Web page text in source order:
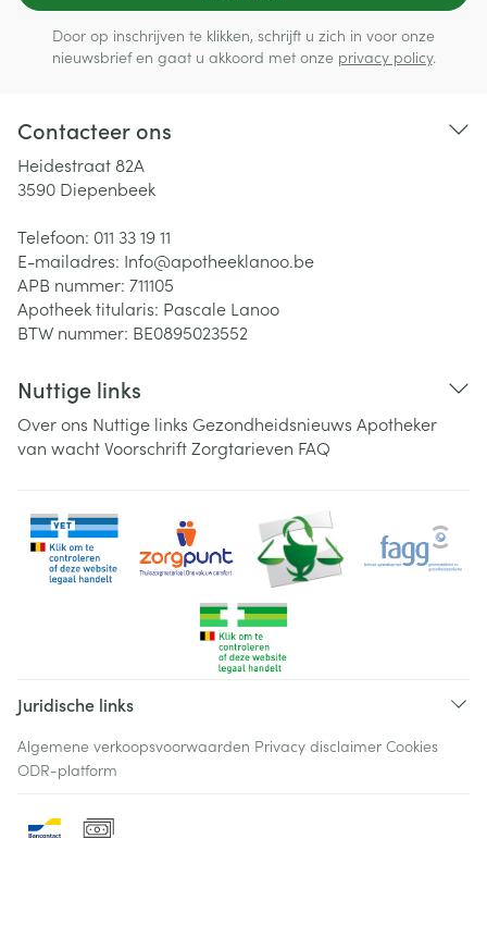
Door op inschrijven te klikken, schrijft u zich in voor onze
nieuwsbrief en gaat u akkoord met onze privacy policy.
Contacteer ons
Heidestraat 82A
3590 Diepenbeek
Telefoon: 011 33 19 11
E-mailadres: Info@apotheeklanoo.be
APB nummer: 711105
Apotheek titularis: Pascale Lanoo
BTW nummer: BE0895023552
Nuttige links
Over ons Nuttige links Gezondheidsnieuws Apotheker
van wachtVoorschriftZorgtarieven FAQ
Juridische links
Algemene verkoopsvoorwaarden Privacy disclaimer Cookies
ODR-platform